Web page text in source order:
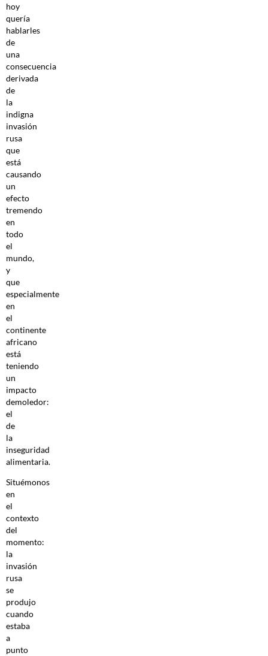
hoy
quería
hablarles
de
una
consecuencia
derivada
de
la
indigna
invasión
rusa
que
está
causando
un
efecto
tremendo
en
todo
el
mundo,
y
que
especialmente
en
el
continente
africano
está
teniendo
un
impacto
demoledor:
el
de
la
inseguridad
alimentaria.
Situémonos
en
el
contexto
del
momento:
la
invasión
rusa
se
produjo
cuando
estaba
a
punto